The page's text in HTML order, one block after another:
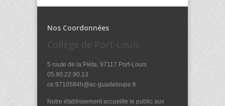
Nos Coordonnées
Collège de Port-Louis
5 route de la Piéta, 97117 Port-Louis
05.90.22.90.13
ce.9710584h@ac-guadeloupe.fr
Notre établissement accueille le public aux